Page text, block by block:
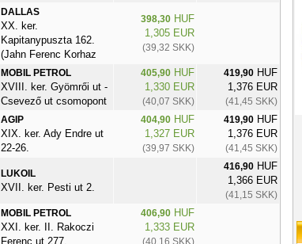
DALLAS
XX. ker.
Kapitanypuszta 162.
(Jahn Ferenc Korhaz
398,30HUF
1,305 EUR
(39,32 SKK)
MOBIL PETROL
XVIII. ker. Gyömrői ut -
Csevező ut csomopont
405,90HUF
1,330 EUR
(40,07 SKK)
419,90HUF
1,376 EUR
(41,45 SKK)
AGIP
XIX. ker. Ady Endre ut
22-26.
404,90HUF
1,327 EUR
(39,97 SKK)
419,90HUF
1,376 EUR
(41,45 SKK)
LUKOIL
XVII. ker. Pesti ut 2.
416,90HUF
1,366 EUR
(41,15 SKK)
MOBIL PETROL
XXI. ker. II. Rakoczi
Ferenc ut 277.
406,90HUF
1,333 EUR
(40,16 SKK)